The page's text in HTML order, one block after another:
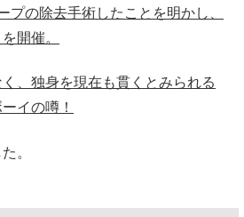
プの除去手術したことを明かし、
開催。
く、独身を現在も貫くとみられる
イの噂！
。